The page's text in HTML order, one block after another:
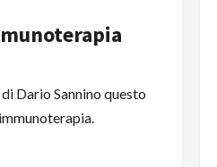
Dario Sannino questo